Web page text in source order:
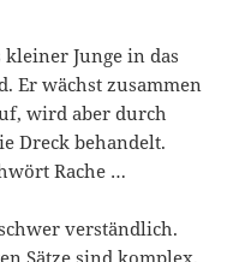
Junge in das
Er wächst zusammen
wird aber durch
Dreck behandelt.
Rache …
verständlich.
Sätze sind komplex,